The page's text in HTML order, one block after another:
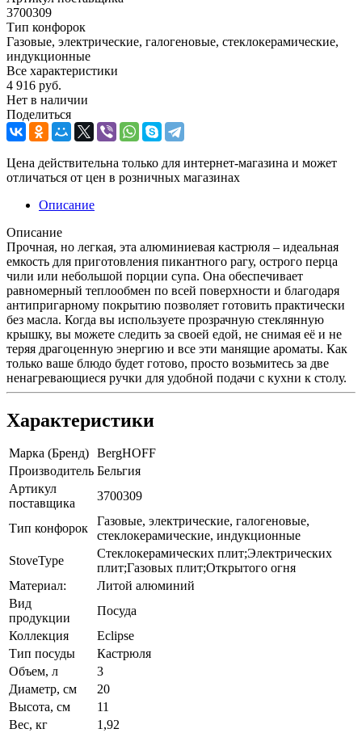
3700309
Тип конфорок
Газовые, электрические, галогеновые, стеклокерамические,
индукционные
Все характеристики
4 916 руб.
Нет в наличии
Поделиться
Цена действительна только для интернет-магазина и может
отличаться от цен в розничных магазинах
Описание
Описание
Прочная, но легкая, эта алюминиевая кастрюля – идеальная
емкость для приготовления пикантного рагу, острого перца
чили или небольшой порции супа. Она обеспечивает
равномерный теплообмен по всей поверхности и благодаря
антипригарному покрытию позволяет готовить практически
без масла. Когда вы используете прозрачную стеклянную
крышку, вы можете следить за своей едой, не снимая её и не
теряя драгоценную энергию и все эти манящие ароматы. Как
только ваше блюдо будет готово, просто возьмитесь за две
ненагревающиеся ручки для удобной подачи с кухни к столу.
Характеристики
Марка (Бренд) BergHOFF
Производитель Бельгия
Артикул
поставщика
3700309
Тип конфорок
Газовые, электрические, галогеновые,
стеклокерамические, индукционные
StoveType
Стеклокерамических плит;Электрических
плит;Газовых плит;Открытого огня
Материал:
Литой алюминий
Вид
продукции
Посуда
Коллекция
Eclipse
Тип посуды
Кастрюля
Объем, л
3
Диаметр, см
20
Высота, см
11
Вес, кг
1,92